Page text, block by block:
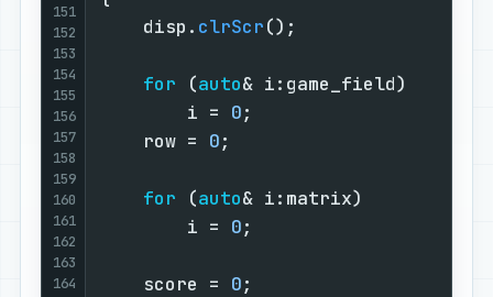
151
152
153
154
155
156
157
158
159
160
161
162
163
164
    disp.
clrScr();
for (auto& i:game_field)
        i =
0;
    row =
0;
for (auto& i:matrix)
        i =
0;
    score =
0;